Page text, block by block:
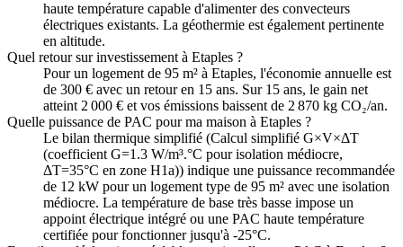
haute température capable d'alimenter des convecteurs
électriques existants. La géothermie est également pertinente
en altitude.
Quel retour sur investissement à Etaples ?
Pour un logement de 95 m² à Etaples, l'économie annuelle est
de 300 € avec un retour en 15 ans. Sur 15 ans, le gain net
atteint 2 000 € et vos émissions baissent de 2 870 kg CO₂/an.
Quelle puissance de PAC pour ma maison à Etaples ?
Le bilan thermique simplifié (Calcul simplifié G×V×ΔT
(coefficient G=1.3 W/m³.°C pour isolation médiocre,
ΔT=35°C en zone H1a)) indique une puissance recommandée
de 12 kW pour un logement type de 95 m² avec une isolation
médiocre. La température de base très basse impose un
appoint électrique intégré ou une PAC haute température
certifiée pour fonctionner jusqu'à -25°C.